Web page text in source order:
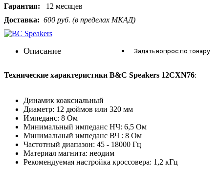
Гарантия: 12 месяцев
Доставка: 600 руб. (в пределах МКАД)
Описание Задать вопрос по товару
Технические характеристики B&C Speakers 12CXN76:
Динамик коаксиальный
Диаметр: 12 дюймов или 320 мм
Импеданс: 8 Ом
Минимальный импеданс НЧ: 6,5 Ом
Минимальный импеданс ВЧ : 8 Ом
Частотный диапазон: 45 - 18000 Гц
Материал магнита: неодим
Рекомендуемая настройка кроссовера: 1,2 кГц